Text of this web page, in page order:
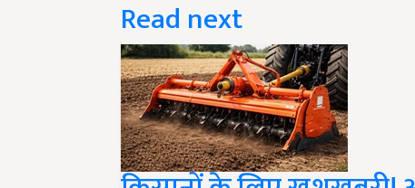
किसानों के लिए खुशखबरी!